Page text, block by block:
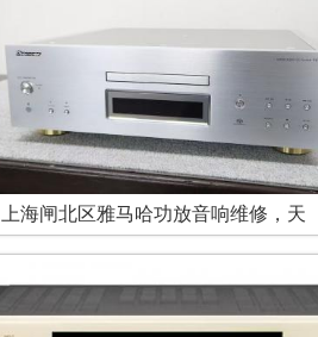
上海闸北区雅马哈功放音响维修，天